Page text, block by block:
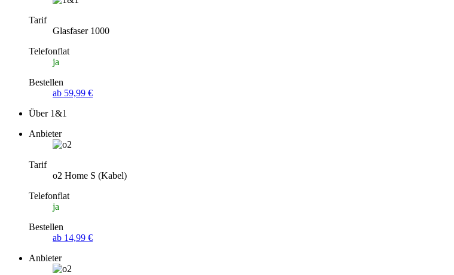
Tarif
Glasfaser 1000
Telefonflat
ja
Bestellen
ab 59,99 €
Über 1&1
Anbieter
Tarif
o2 Home S (Kabel)
Telefonflat
ja
Bestellen
ab 14,99 €
Anbieter